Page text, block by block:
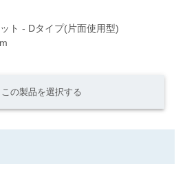
ト - Dタイプ(片面使用型)
この製品を選択する